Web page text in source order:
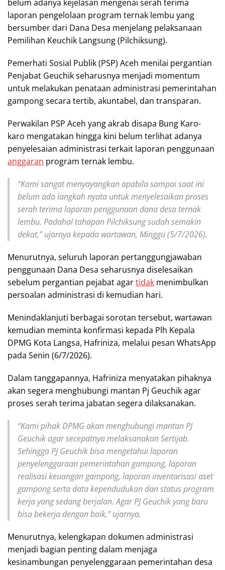
belum adanya kejelasan mengenai serah terima
laporan pengelolaan program ternak lembu yang
bersumber dari Dana Desa menjelang pelaksanaan
Pemilihan Keuchik Langsung (Pilchiksung).
Pemerhati Sosial Publik (PSP) Aceh menilai pergantian
Penjabat Geuchik seharusnya menjadi momentum
untuk melakukan penataan administrasi pemerintahan
gampong secara tertib, akuntabel, dan transparan.
Perwakilan PSP Aceh yang akrab disapa Bung Karo-
karo mengatakan hingga kini belum terlihat adanya
penyelesaian administrasi terkait laporan penggunaan
anggaran program ternak lembu.
“Kami sangat menyayangkan apabila sampai saat ini
belum ada langkah nyata untuk menyelesaikan proses
serah terima laporan penggunaan dana desa ternak
lembu. Padahal tahapan Pilchiksung sudah semakin
dekat,” ujarnya kepada wartawan, Minggu (5/7/2026).
Menurutnya, seluruh laporan pertanggungjawaban
penggunaan Dana Desa seharusnya diselesaikan
sebelum pergantian pejabat agartidak menimbulkan
persoalan administrasi di kemudian hari.
Menindaklanjuti berbagai sorotan tersebut, wartawan
kemudian meminta konfirmasi kepada Plh Kepala
DPMG Kota Langsa, Hafriniza, melalui pesan WhatsApp
pada Senin (6/7/2026).
Dalam tanggapannya, Hafriniza menyatakan pihaknya
akan segera menghubungi mantan Pj Geuchik agar
proses serah terima jabatan segera dilaksanakan.
“Kami pihak DPMG akan menghubungi mantan PJ
Geuchik agar secepatnya melaksanakan Sertijab.
Sehingga PJ Geuchik bisa mengetahui laporan
penyelenggaraan pemerintahan gampong, laporan
realisasi keuangan gampong, laporan inventarisasi aset
gampong serta data kependudukan dan status program
kerja yang sedang berjalan. Agar PJ Geuchik yang baru
bisa bekerja dengan baik,” ujarnya.
Menurutnya, kelengkapan dokumen administrasi
menjadi bagian penting dalam menjaga
kesinambungan penyelenggaraan pemerintahan desa